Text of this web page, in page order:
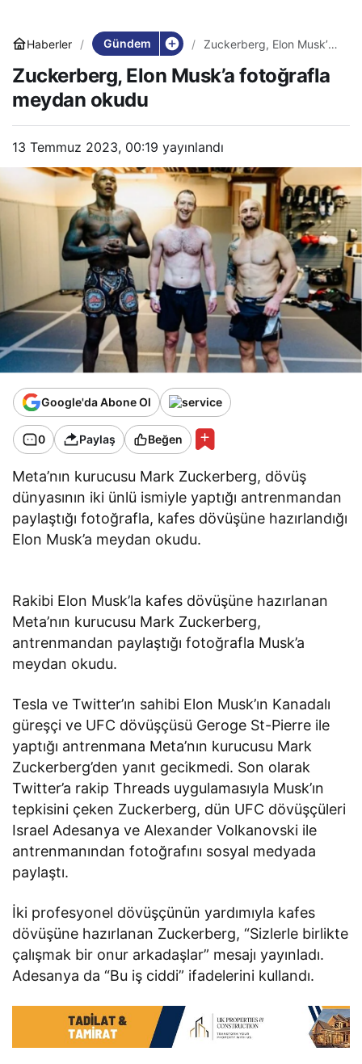
Haberler Gündem
Zuckerberg, Elon Musk’a
Zuckerberg, Elon Musk’a fotoğrafla
meydan okudu
13 Temmuz 2023, 00:19 yayınlandı
Google'da Abone Ol
0 Paylaş Beğen
Meta’nın kurucusu Mark Zuckerberg, dövüş
dünyasının iki ünlü ismiyle yaptığı antrenmandan
paylaştığı fotoğrafla, kafes dövüşüne hazırlandığı
Elon Musk’a meydan okudu.
Rakibi Elon Musk’la kafes dövüşüne hazırlanan
Meta’nın kurucusu Mark Zuckerberg,
antrenmandan paylaştığı fotoğrafla Musk’a
meydan okudu.
Tesla ve Twitter’ın sahibi Elon Musk’ın Kanadalı
güreşçi ve UFC dövüşçüsü Geroge St-Pierre ile
yaptığı antrenmana Meta’nın kurucusu Mark
Zuckerberg’den yanıt gecikmedi. Son olarak
Twitter’a rakip Threads uygulamasıyla Musk’ın
tepkisini çeken Zuckerberg, dün UFC dövüşçüleri
Israel Adesanya ve Alexander Volkanovski ile
antrenmanından fotoğrafını sosyal medyada
paylaştı.
İki profesyonel dövüşçünün yardımıyla kafes
dövüşüne hazırlanan Zuckerberg, “Sizlerle birlikte
çalışmak bir onur arkadaşlar” mesajı yayınladı.
Adesanya da “Bu iş ciddi” ifadelerini kullandı.